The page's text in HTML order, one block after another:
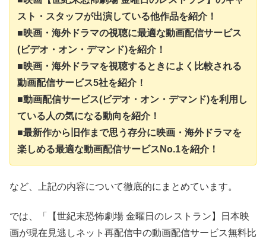
スト・スタッフが出演している他作品を紹介！
■映画・海外ドラマの視聴に最適な動画配信サービス
(ビデオ・オン・デマンド)を紹介！
■映画・海外ドラマを視聴するときによく比較される
動画配信サービス5社を紹介！
■動画配信サービス(ビデオ・オン・デマンド)を利用し
ている人の気になる動向を紹介！
■最新作から旧作まで思う存分に映画・海外ドラマを
楽しめる最適な動画配信サービスNo.1を紹介！
など、上記の内容について徹底的にまとめています。
では、「【世紀末恐怖劇場 金曜日のレストラン】日本映
画が現在見逃しネット再配信中の動画配信サービス無料比